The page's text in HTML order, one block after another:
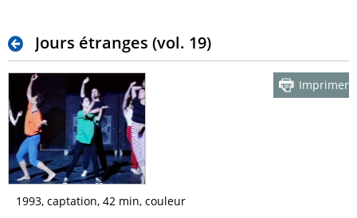
Jours étranges (vol. 19)
Imprimer
1993, captation, 42 min, couleur